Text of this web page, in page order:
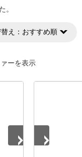
。
え： おすすめ順
ーを表示